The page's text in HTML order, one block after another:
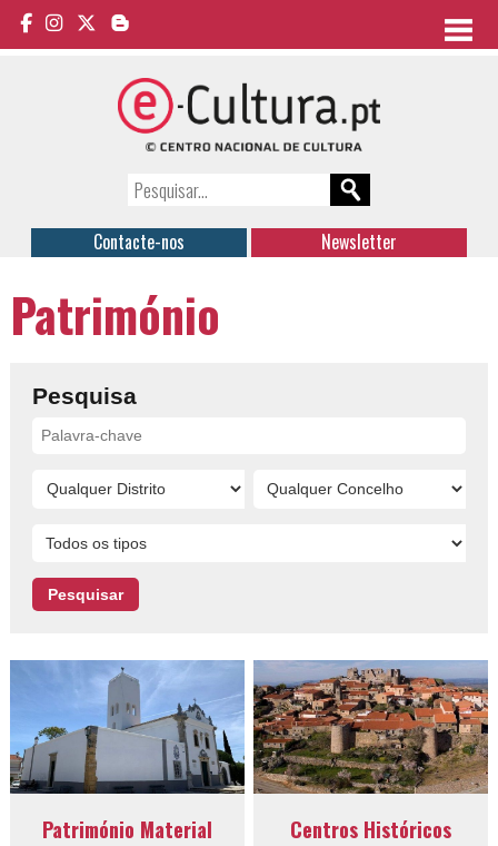
Contacte-nos Newsletter
Património
Pesquisa
Património Material Centros Históricos